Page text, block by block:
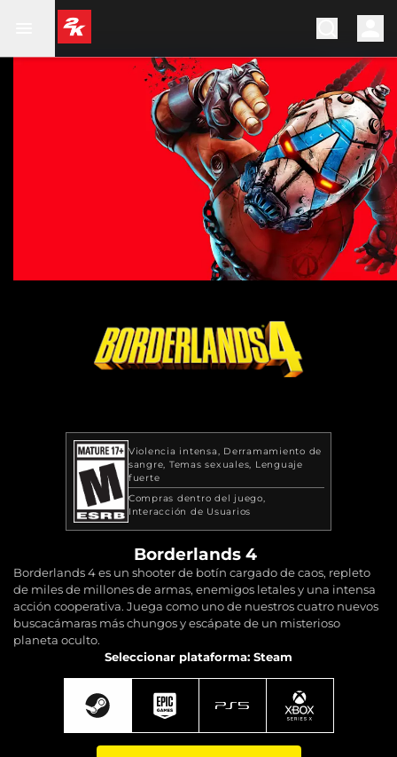
Violencia intensa
Derramamiento de
sangre Temas sexuales Lenguaje
fuerte
Compras dentro del juego
Interacción de Usuarios
Borderlands 4
Borderlands 4 es un shooter de botín cargado de caos, repleto
de miles de millones de armas, enemigos letales y una intensa
acción cooperativa. Juega como uno de nuestros cuatro nuevos
buscacámaras más chungos y escápate de un misterioso
planeta oculto.
Seleccionar plataforma: Steam